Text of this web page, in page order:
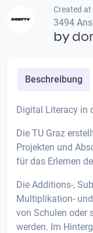
Created at
3494
by
Beschreibung
Digital Literacy in
Die TU Graz
Projekten und
für das Erlernen
Die Additions-,
Multiplikation-
von Schulen oder
werden. Im